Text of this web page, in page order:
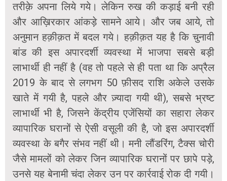
तरीक़े अपना लिये गये। लेकिन रुख की कड़ाई बनी रही
और आख़िरकार आंकड़े सामने आये। और जब आये, तो
अनुमान हक़ीक़त में बदल गये। हक़ीक़त यह है कि चुनावी
बांड की इस अपारदर्शी व्यवस्था में भाजपा सबसे बड़ी
लाभार्थी ही नहीं है (वह तो पहले से ही पता था कि अप्रैल
2019 के बाद से लगभग 50 फ़ीसद राशि अकेले उसके
खाते में गयी है, पहले और ज़्यादा गयी थी), सबसे भ्रष्ट
लाभार्थी भी है, जिसने केंद्रीय एजेंसियों का सहारा लेकर
व्यापारिक घरानों से ऐसी वसूली की है, जो इस अपारदर्शी
व्यवस्था के बगैर संभव नहीं थी। मनी लौंडरिंग, टैक्स चोरी
जैसे मामलों को लेकर जिन व्यापारिक घरानों पर छापे पड़े,
उनसे यह बेनामी चंदा लेकर उन पर कार्रवाई रोक दी गयी।